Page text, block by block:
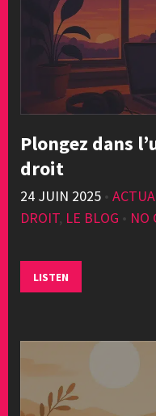
Plongez dans
droit
24 JUIN 2025 •
DROIT, LE BLOG • NO
LISTEN